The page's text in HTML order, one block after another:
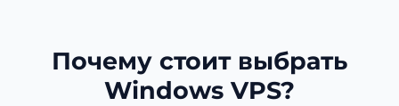
Почему стоит выбрать
Windows VPS?